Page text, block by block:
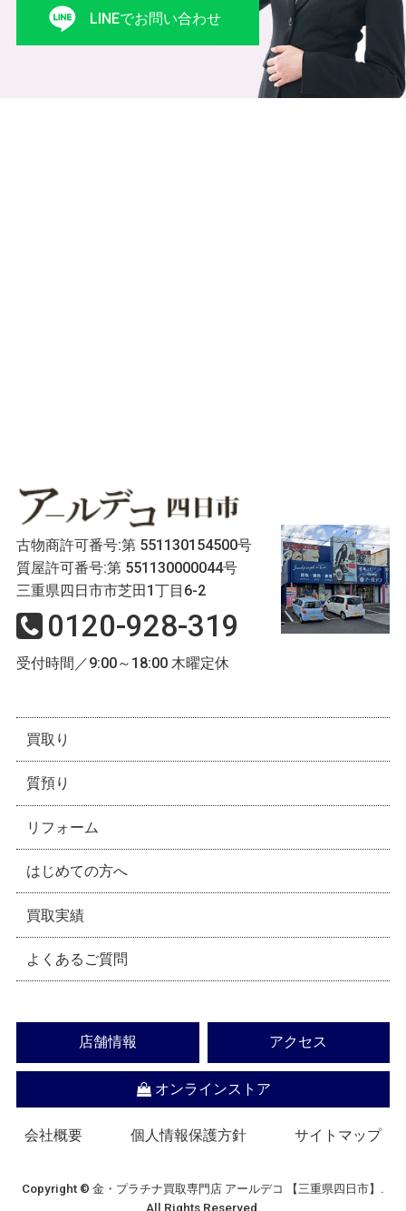
LINEでお問い合わせ
古物商許可番号:第 551130154500号
質屋許可番号:第 551130000044号
三重県四日市市芝田1丁目6-2
0120-928-319
受付時間／9:00～18:00 木曜定休
買取り
質預り
リフォーム
はじめての方へ
買取実績
よくあるご質問
店舗情報 アクセス
オンラインストア
会社概要 個人情報保護方針 サイトマップ
Copyright © 金・プラチナ買取専門店 アールデコ 【三重県四日市】.
All Rights Reserved.